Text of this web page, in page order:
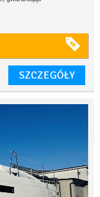
SZCZEGÓŁY